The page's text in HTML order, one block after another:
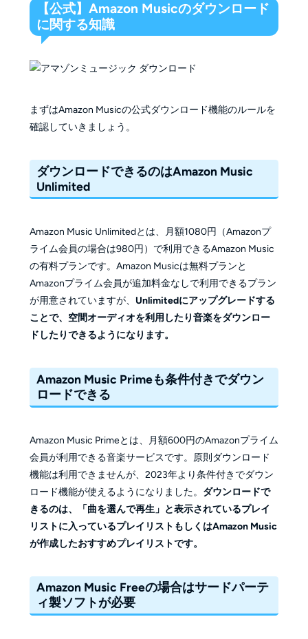
【公式】Amazon Musicのダウンロード
に関する知識
まずはAmazon Musicの公式ダウンロード機能のルールを
確認していきましょう。
ダウンロードできるのはAmazon Music
Unlimited
Amazon Music Unlimitedとは、月額1080円（Amazonプ
ライム会員の場合は980円）で利用できるAmazon Music
の有料プランです。Amazon Musicは無料プランと
Amazonプライム会員が追加料金なしで利用できるプラン
が用意されていますが、 Unlimitedにアップグレードする
ことで、空間オーディオを利用したり音楽をダウンロー
ドしたりできるようになります。
Amazon Music Primeも条件付きでダウン
ロードできる
Amazon Music Primeとは、月額600円のAmazonプライム
会員が利用できる音楽サービスです。原則ダウンロード
機能は利用できませんが、2023年より条件付きでダウン
ロード機能が使えるようになりました。 ダウンロードで
きるのは、「曲を選んで再生」と表示されているプレイ
リストに入っているプレイリストもしくはAmazon Music
が作成したおすすめプレイリストです。
Amazon Music Freeの場合はサードパーテ
ィ製ソフトが必要